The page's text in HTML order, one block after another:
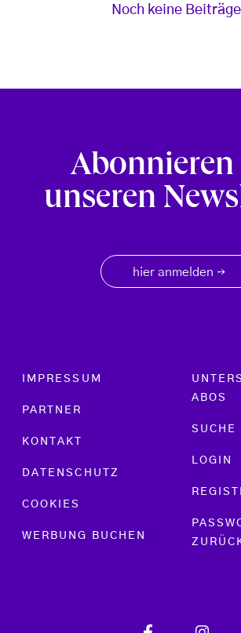
Noch keine Beiträge
Abonnieren
unseren
hier anmelden →
Footer menu
IMPRESSUM
PARTNER
KONTAKT
DATENSCHUTZ
COOKIES
WERBUNG BUCHEN
ABOS
SUCHE
LOGIN